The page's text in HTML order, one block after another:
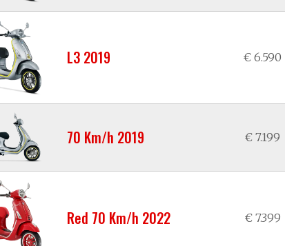
L3 2019 € 6.590
70 Km/h 2019 € 7.199
Red 70 Km/h 2022 € 7.399